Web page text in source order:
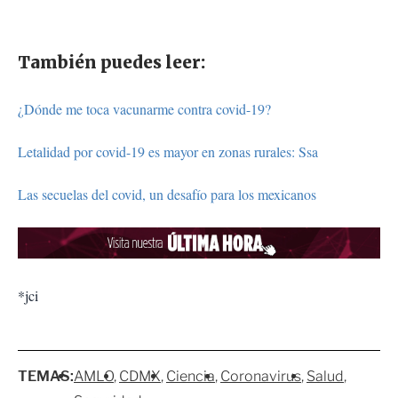
También puedes leer:
¿Dónde me toca vacunarme contra covid-19?
Letalidad por covid-19 es mayor en zonas rurales: Ssa
Las secuelas del covid, un desafío para los mexicanos
*jci
TEMAS:AMLO CDMX Ciencia Coronavirus Salud